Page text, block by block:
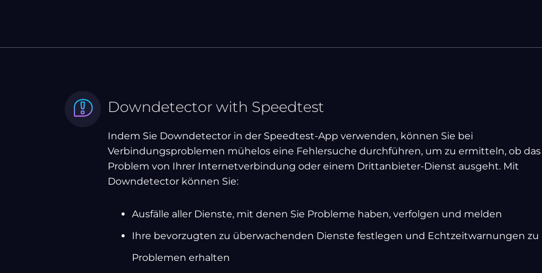
Downdetector with Speedtest
Indem Sie Downdetector in der Speedtest-App verwenden, können Sie bei
Verbindungsproblemen mühelos eine Fehlersuche durchführen, um zu ermitteln, ob das
Problem von Ihrer Internetverbindung oder einem Drittanbieter-Dienst ausgeht. Mit
Downdetector können Sie:
Ausfälle aller Dienste, mit denen Sie Probleme haben, verfolgen und melden
Ihre bevorzugten zu überwachenden Dienste festlegen und Echtzeitwarnungen zu
Problemen erhalten